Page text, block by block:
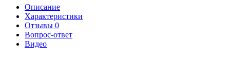
Описание
Характеристики
Отзывы 0
Вопрос-ответ
Видео